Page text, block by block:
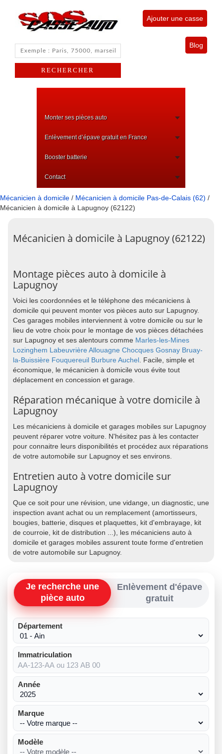
Ajouter une casse
Blog
Monter ses pièces auto
Enlèvement d’épave gratuit en France
Booster batterie
Contact
Mécanicien à domicile / Mécanicien à domicile Pas-de-Calais (62) /
Mécanicien à domicile à Lapugnoy (62122)
Mécanicien à domicile à Lapugnoy (62122)
Montage pièces auto à domicile à
Lapugnoy
Voici les coordonnées et le téléphone des mécaniciens à
domicile qui peuvent monter vos pièces auto sur Lapugnoy.
Ces garages mobiles interviennent à votre domicile ou sur le
lieu de votre choix pour le montage de vos pièces détachées
sur Lapugnoy et ses alentours comme Marles-les-Mines
Lozinghem Labeuvrière Allouagne Chocques Gosnay Bruay-
la-Buissière Fouquereuil Burbure Auchel. Facile, simple et
économique, le mécanicien à domicile vous évite tout
déplacement en concession et garage.
Réparation mécanique à votre domicile à
Lapugnoy
Les mécaniciens à domicile et garages mobiles sur Lapugnoy
peuvent réparer votre voiture. N'hésitez pas à les contacter
pour connaitre leurs disponibilités et procédez aux réparations
de votre automobile sur Lapugnoy et ses environs.
Entretien auto à votre domicile sur
Lapugnoy
Que ce soit pour une révision, une vidange, un diagnostic, une
inspection avant achat ou un remplacement (amortisseurs,
bougies, batterie, disques et plaquettes, kit d'embrayage, kit
de courroie, kit de distribution ...), les mécaniciens auto à
domicile et garages mobiles assurent toute forme d'entretien
de votre automobile sur Lapugnoy.
Je recherche une
pièce auto
Enlèvement d'épave
gratuit
Département
Immatriculation
Année
Marque
Modèle